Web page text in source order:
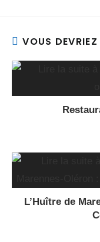
VOUS
L’Huître de